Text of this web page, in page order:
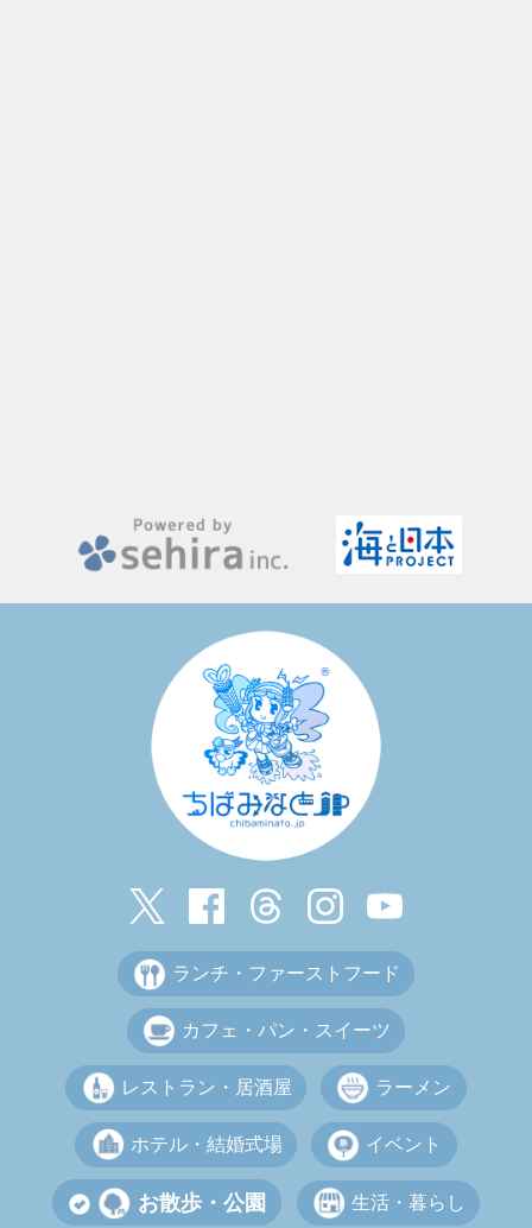
ランチ・ファーストフード
カフェ・パン・スイーツ
レストラン・居酒屋 ラーメン
ホテル・結婚式場 イベント
お散歩・公園 生活・暮らし